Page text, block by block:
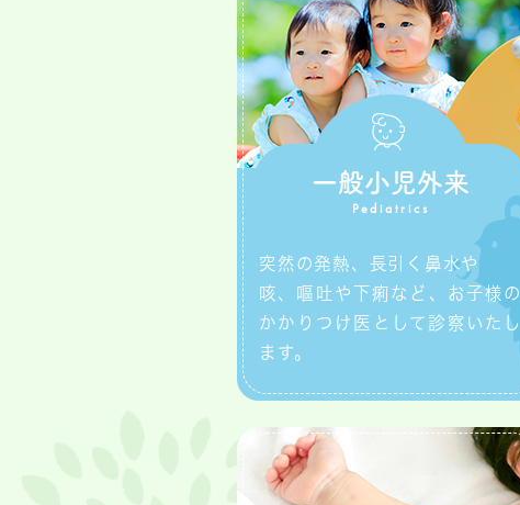
一般小児外来
Pediatrics
突然の発熱、長引く鼻水や
咳、嘔吐や下痢など、お子様の
かかりつけ医として診察いたし
ます。